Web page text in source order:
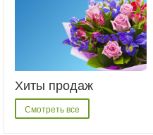
Хиты продаж
Смотреть все